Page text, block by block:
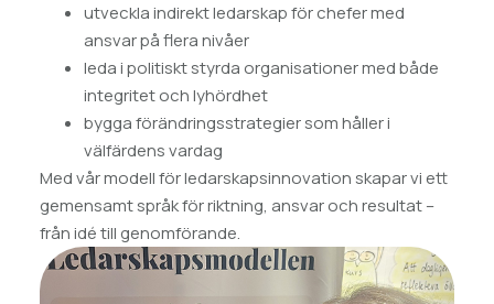
utveckla indirekt ledarskap för chefer med
ansvar på flera nivåer
leda i politiskt styrda organisationer med både
integritet och lyhördhet
bygga förändringsstrategier som håller i
välfärdens vardag
Med vår modell för ledarskapsinnovation skapar vi ett
gemensamt språk för riktning, ansvar och resultat –
från idé till genomförande.